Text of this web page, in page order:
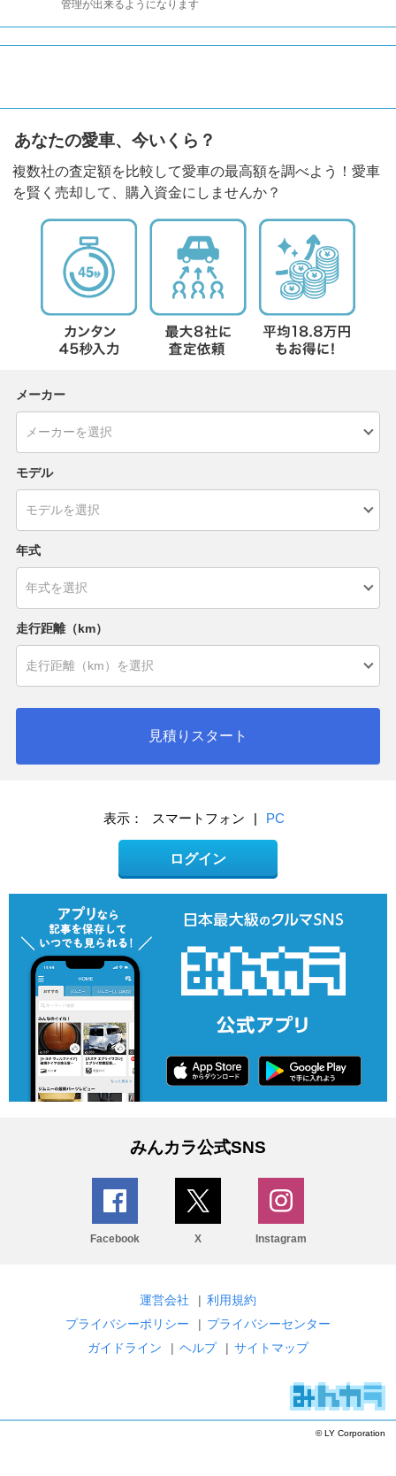
管理が出来るようになります
あなたの愛車、今いくら？
複数社の査定額を比較して愛車の最高額を調べよう！愛車
を賢く売却して、購入資金にしませんか？
メーカー
モデル
年式
走行距離（km）
見積りスタート
表示： スマートフォン | PC
ログイン
みんカラ公式SNS
Facebook X Instagram
運営会社 | 利用規約
プライバシーポリシー
| プライバシーセンター
ガイドライン
| ヘルプ | サイトマップ
© LY Corporation